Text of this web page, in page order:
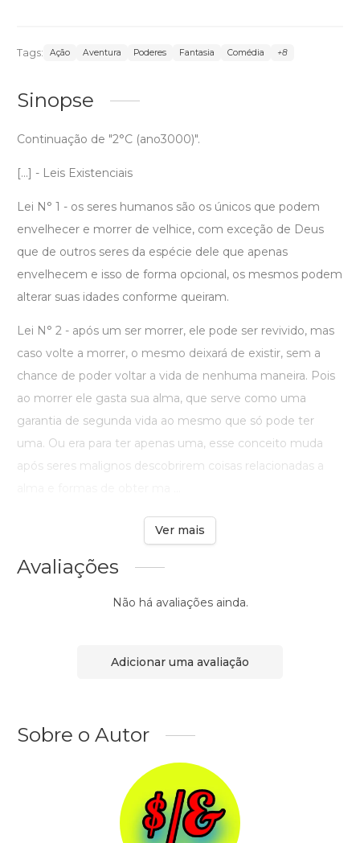
Tags: Ação Aventura Poderes Fantasia Comédia +8
Sinopse
Continuação de "2°C (ano3000)".
[...] - Leis Existenciais
Lei N° 1 - os seres humanos são os únicos que podem
envelhecer e morrer de velhice, com exceção de Deus
que de outros seres da espécie dele que apenas
envelhecem e isso de forma opcional, os mesmos podem
alterar suas idades conforme queiram.
Lei N° 2 - após um ser morrer, ele pode ser revivido, mas
caso volte a morrer, o mesmo deixará de existir, sem a
chance de poder voltar a vida de nenhuma maneira. Pois
ao morrer ele gasta sua alma, que serve como uma
garantia de segunda vida ao mesmo que só pode ter
uma. Ou era para ter apenas uma, esse conceito muda
após seres malignos descobrirem coisas relacionadas a
Ver mais
Avaliações
Não há avaliações ainda.
Adicionar uma avaliação
Sobre o Autor